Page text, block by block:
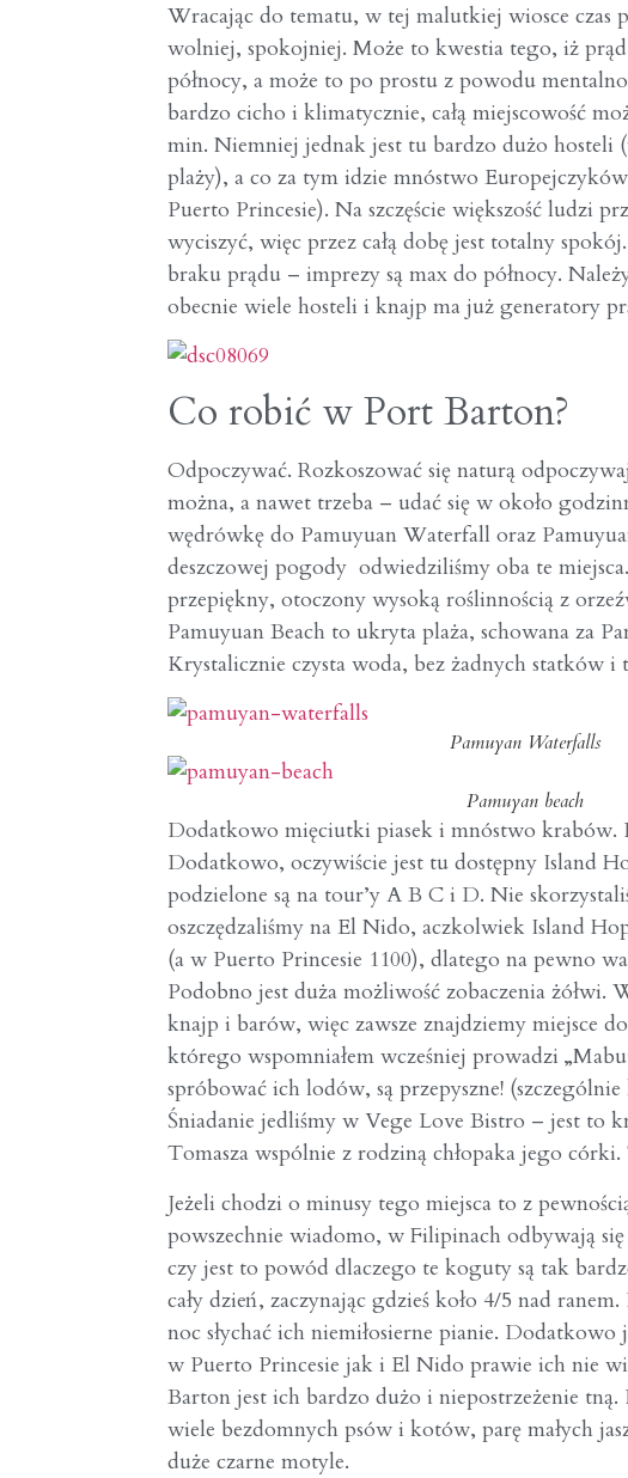
Wracając do tematu, w tej malutkiej wiosce czas
wolniej, spokojniej. Może to kwestia tego, iż
północy, a może to po prostu z powodu
bardzo cicho i klimatycznie, całą miejscowość
min. Niemniej jednak jest tu bardzo dużo hosteli
plaży), a co za tym idzie mnóstwo
Puerto Princesie). Na szczęście większość ludzi
wyciszyć, więc przez całą dobę jest totalny
braku prądu – imprezy są max do północy.
obecnie wiele hosteli i knajp ma już generatory
Co robić w Port Barton?
Odpoczywać. Rozkoszować się naturą
można, a nawet trzeba – udać się w około
wędrówkę do Pamuyuan Waterfall oraz
deszczowej pogody odwiedziliśmy oba te
przepiękny, otoczony wysoką roślinnością z
Pamuyuan Beach to ukryta plaża, schowana za
Krystalicznie czysta woda, bez żadnych statków i
Pamuyan Waterfalls
Pamuyan beach
Dodatkowo mięciutki piasek i mnóstwo krabów.
Dodatkowo, oczywiście jest tu dostępny Island
podzielone są na tour’y A B C i D. Nie
oszczędzaliśmy na El Nido, aczkolwiek Island
(a w Puerto Princesie 1100), dlatego na pewno
Podobno jest duża możliwość zobaczenia
knajp i barów, więc zawsze znajdziemy miejsce
którego wspomniałem wcześniej prowadzi
spróbować ich lodów, są przepyszne!
Śniadanie jedliśmy w Vege Love Bistro – jest to
Tomasza wspólnie z rodziną chłopaka jego
Jeżeli chodzi o minusy tego miejsca to z
powszechnie wiadomo, w Filipinach odbywają
czy jest to powód dlaczego te koguty są tak
cały dzień, zaczynając gdzieś koło 4/5 nad
noc słychać ich niemiłosierne pianie.
w Puerto Princesie jak i El Nido prawie ich nie
Barton jest ich bardzo dużo i niepostrzeżenie
wiele bezdomnych psów i kotów, parę małych
duże czarne motyle.